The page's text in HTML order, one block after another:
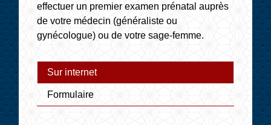
effectuer un premier examen prénatal auprès
de votre médecin (généraliste ou
gynécologue) ou de votre sage-femme.
Sur internet
Formulaire